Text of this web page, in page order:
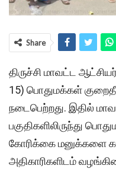
Share
திருச்சி மாவட்ட
15) பொதுமக்கள்
நடைபெற்றது. இதில்
பகுதிகளிலிருந்து
கோரிக்கை மனுக்களை
அதிகாரிகளிடம்